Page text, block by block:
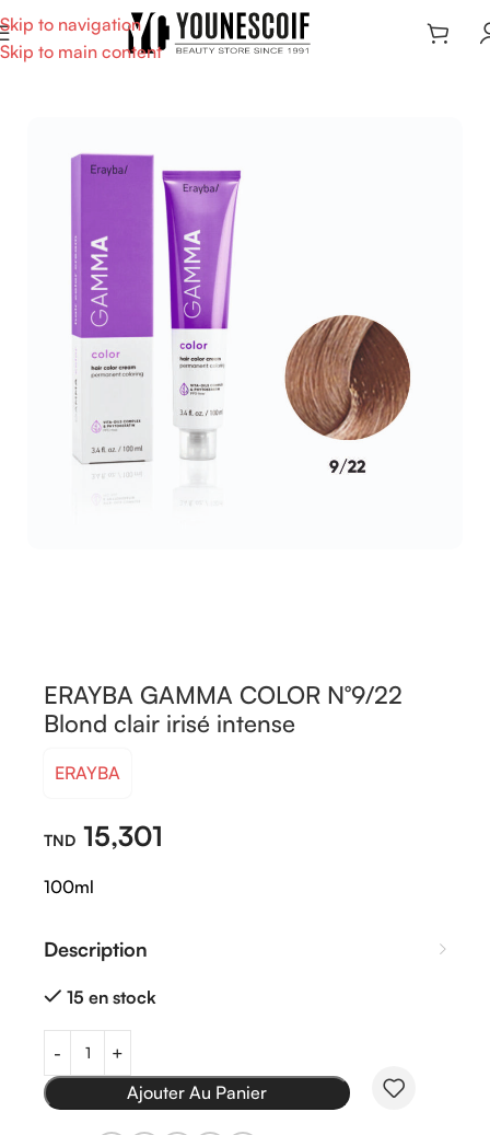
Skip to navigation
Skip to main content
ERAYBA GAMMA COLOR N°9/22
Blond clair irisé intense
ERAYBA
15,301
100ml
Description
15 en stock
Ajouter Au Panier